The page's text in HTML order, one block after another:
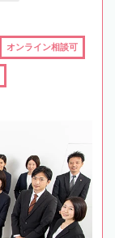
オンライン相談可